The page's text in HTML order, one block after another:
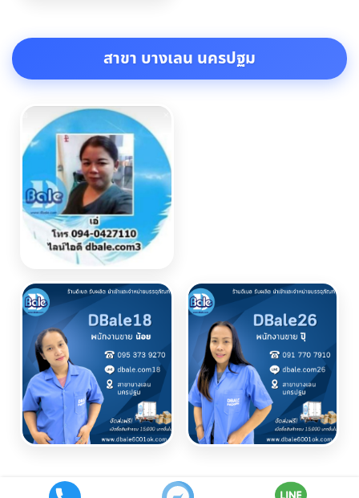
สาขา บางเลน นครปฐม